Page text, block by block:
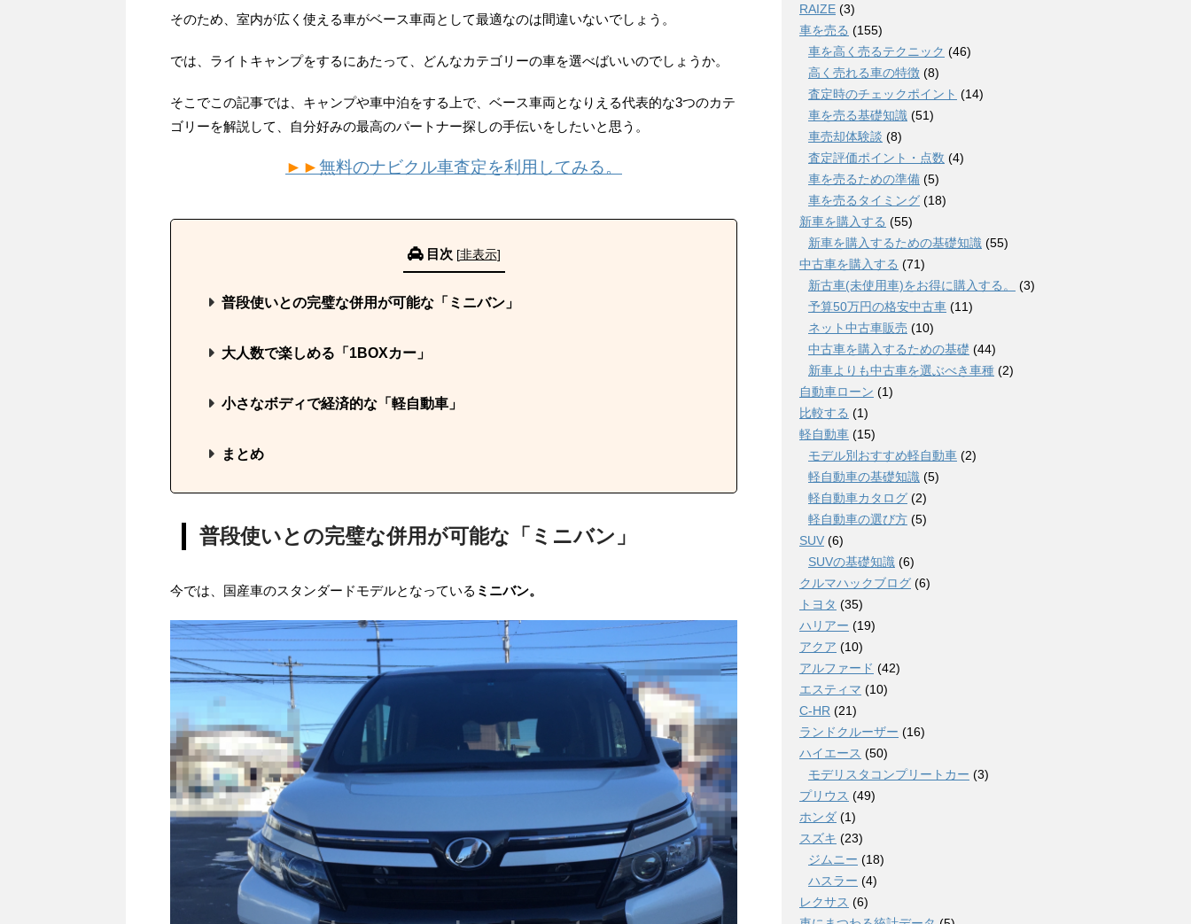
そのため、室内が広く使える車がベース車両として最適なのは間違いないでしょう。
では、ライトキャンプをするにあたって、どんなカテゴリーの車を選べばいいのでしょうか。
そこでこの記事では、キャンプや車中泊をする上で、ベース車両となりえる代表的な3つのカテ
ゴリーを解説して、自分好みの最高のパートナー探しの手伝いをしたいと思う。
►►無料のナビクル車査定を利用してみる。
目次 [非表示]
普段使いとの完璧な併用が可能な「ミニバン」
大人数で楽しめる「1BOXカー」
小さなボディで経済的な「軽自動車」
まとめ
普段使いとの完璧な併用が可能な「ミニバン」
今では、国産車のスタンダードモデルとなっている ミニバン。
RAIZE (3)
車を売る (155)
車を高く売るテクニック (46)
高く売れる車の特徴 (8)
査定時のチェックポイント (14)
車を売る基礎知識 (51)
車売却体験談 (8)
査定評価ポイント・点数 (4)
車を売るための準備 (5)
車を売るタイミング (18)
新車を購入する (55)
新車を購入するための基礎知識 (55)
中古車を購入する (71)
新古車(未使用車)をお得に購入する。
(3)
予算50万円の格安中古車 (11)
ネット中古車販売 (10)
中古車を購入するための基礎 (44)
新車よりも中古車を選ぶべき車種 (2)
自動車ローン (1)
比較する (1)
軽自動車 (15)
モデル別おすすめ軽自動車 (2)
軽自動車の基礎知識 (5)
軽自動車カタログ (2)
軽自動車の選び方 (5)
SUV (6)
SUVの基礎知識 (6)
クルマハックブログ (6)
トヨタ (35)
ハリアー (19)
アクア (10)
アルファード (42)
エスティマ (10)
C-HR (21)
ランドクルーザー (16)
ハイエース (50)
モデリスタコンプリートカー (3)
プリウス (49)
ホンダ (1)
スズキ (23)
ジムニー (18)
ハスラー (4)
レクサス (6)